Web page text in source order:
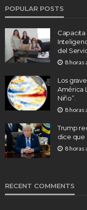
POPULAR POSTS
Capacita
del
8 horas
Los
América
Niño”.
8 horas
Trump
dice que
8 horas
RECENT COMMENTS